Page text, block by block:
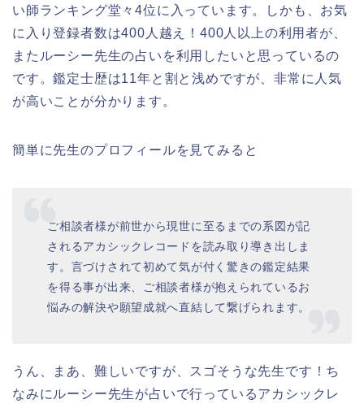
い師ランキング堂々4位に入っています。しかも、お気
に入り登録者数は400人越え！400人以上の利用者が、
またルーシー先生の占いを利用したいと思っているの
です。鑑定士歴は11年と割と浅めですが、非常に人気
が高いことが分かります。
簡単に先生のプロフィールを見てみると
ご相談者様が前世から現世に至るまでの系図が記
されるアカシックレコードを読み取り導き出しま
す。言づけされて初めて気が付く驚きの鑑定結果
を得る事が出来、ご相談者様が抱えられているお
悩みの解決や願望成就へ直結して繋げられます。
うん、まあ、難しいですが、スゴそうな先生です！ち
なみにルーシー先生が占いで行っているアカシックレ